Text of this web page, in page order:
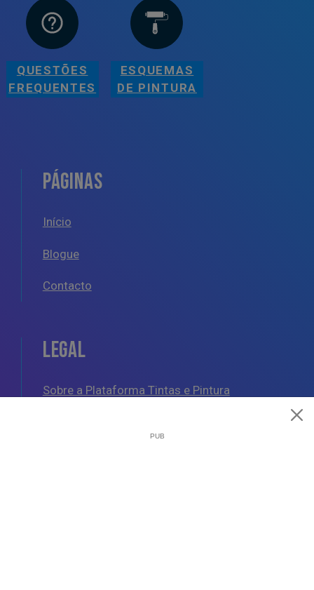
QUESTÕES
FREQUENTES
ESQUEMAS
DE PINTURA
PÁGINAS
Início
Blogue
Contacto
LEGAL
Sobre a Plataforma Tintas e Pintura